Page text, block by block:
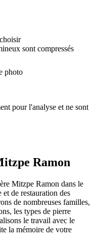
sont compressés
photo
pour l'analyse et ne sont
Ramon
Mitzpe Ramon dans le
de restauration des
de nombreuses familles,
les types de pierre
le travail avec le
la mémoire de votre